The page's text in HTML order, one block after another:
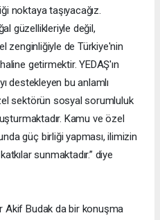
noktaya taşıyacağız.
güzellikleriyle değil,
zenginliğiyle de Türkiye'nin
getirmektir. YEDAŞ'ın
destekleyen bu anlamlı
sektörün sosyal sorumluluk
Kamu ve özel
güç birliği yapması, ilimizin
sunmaktadır.” diye
Akif Budak da bir konuşma